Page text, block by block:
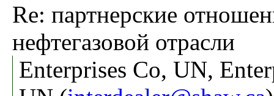
Re: партнерские
нефтегазовой отрасли
Enterprises Co, UN,